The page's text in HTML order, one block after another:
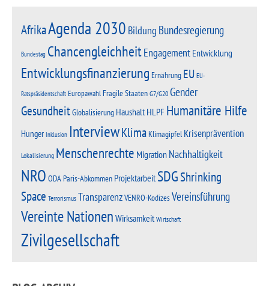
AfrikaAgenda 2030 Bildung Bundesregierung
Bundestag ChancengleichheitEngagement Entwicklung
Entwicklungsfinanzierung Ernährung EU EU-
Ratspräsidentschaft EuropawahlFragile StaatenG7/G20Gender
GesundheitGlobalisierung HaushaltHLPF Humanitäre Hilfe
Hunger Inklusion InterviewKlimaKlimagipfel Krisenprävention
Lokalisierung Menschenrechte Migration Nachhaltigkeit
NRO ODAParis-Abkommen ProjektarbeitSDGShrinking
Space TerrorismusTransparenzVENRO-KodizesVereinsführung
Vereinte Nationen Wirksamkeit Wirtschaft
Zivilgesellschaft